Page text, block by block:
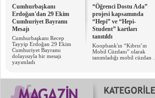
Cumhurbaşkanı
Erdoğan'dan 29 Ekim
Cumhuriyet Bayramı
Mesajı
Cumhurbaşkanı Recep
Tayyip Erdoğan 29 Ekim
Cumhuriyet Bayramı
dolayısıyla bir mesajı
yayımladı
“Öğrenci Dostu Ada”
projesi kapsamında
“Hepi” ve “Hepi-
Student” kartları
tanıtıldı
Koopbank'ın “Kıbrıs’ın
Mobil Cüzdanı” olarak
tanımladığı mobil cüzdan ...